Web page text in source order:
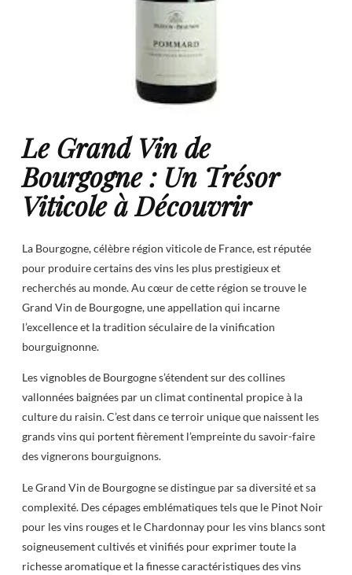
Le Grand Vin de
Bourgogne : Un Trésor
Viticole à Découvrir
La Bourgogne, célèbre région viticole de France, est réputée
pour produire certains des vins les plus prestigieux et
recherchés au monde. Au cœur de cette région se trouve le
Grand Vin de Bourgogne, une appellation qui incarne
l’excellence et la tradition séculaire de la vinification
bourguignonne.
Les vignobles de Bourgogne s’étendent sur des collines
vallonnées baignées par un climat continental propice à la
culture du raisin. C’est dans ce terroir unique que naissent les
grands vins qui portent fièrement l’empreinte du savoir-faire
des vignerons bourguignons.
Le Grand Vin de Bourgogne se distingue par sa diversité et sa
complexité. Des cépages emblématiques tels que le Pinot Noir
pour les vins rouges et le Chardonnay pour les vins blancs sont
soigneusement cultivés et vinifiés pour exprimer toute la
richesse aromatique et la finesse caractéristiques des vins